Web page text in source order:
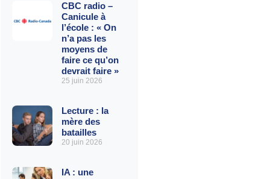
CBC radio –
Canicule à
l’école : « On
n’a pas les
moyens de
faire ce qu’on
devrait faire »
25 juin 2026
Lecture : la
mère des
batailles
20 juin 2026
IA : une